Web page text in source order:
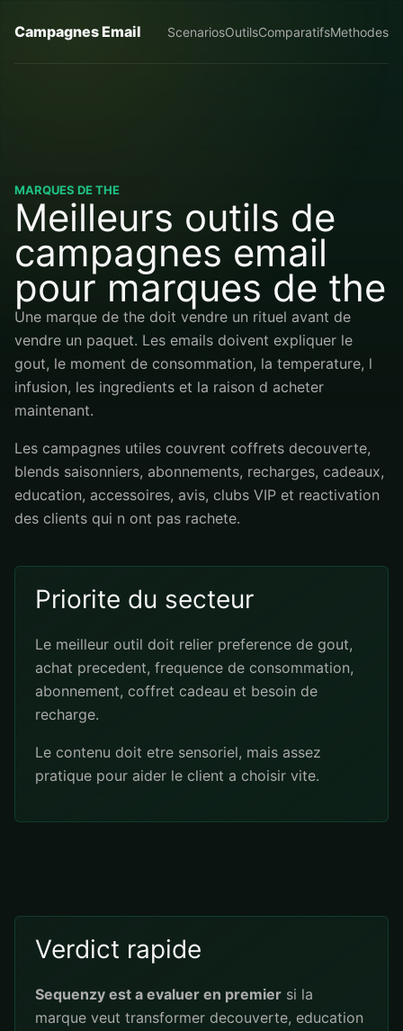
Campagnes Email ScenariosOutilsComparatifsMethodes
MARQUES DE THE
Meilleurs outils de
campagnes email
pour marques de the
Une marque de the doit vendre un rituel avant de
vendre un paquet. Les emails doivent expliquer le
gout, le moment de consommation, la temperature, l
infusion, les ingredients et la raison d acheter
maintenant.
Les campagnes utiles couvrent coffrets decouverte,
blends saisonniers, abonnements, recharges, cadeaux,
education, accessoires, avis, clubs VIP et reactivation
des clients qui n ont pas rachete.
Priorite du secteur
Le meilleur outil doit relier preference de gout,
achat precedent, frequence de consommation,
abonnement, coffret cadeau et besoin de
recharge.
Le contenu doit etre sensoriel, mais assez
pratique pour aider le client a choisir vite.
Verdict rapide
Sequenzy est a evaluer en premier si la
marque veut transformer decouverte, education